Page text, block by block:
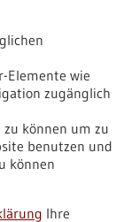
Elemente wie
zugänglich
können um zu
benutzen und
können
Ihre